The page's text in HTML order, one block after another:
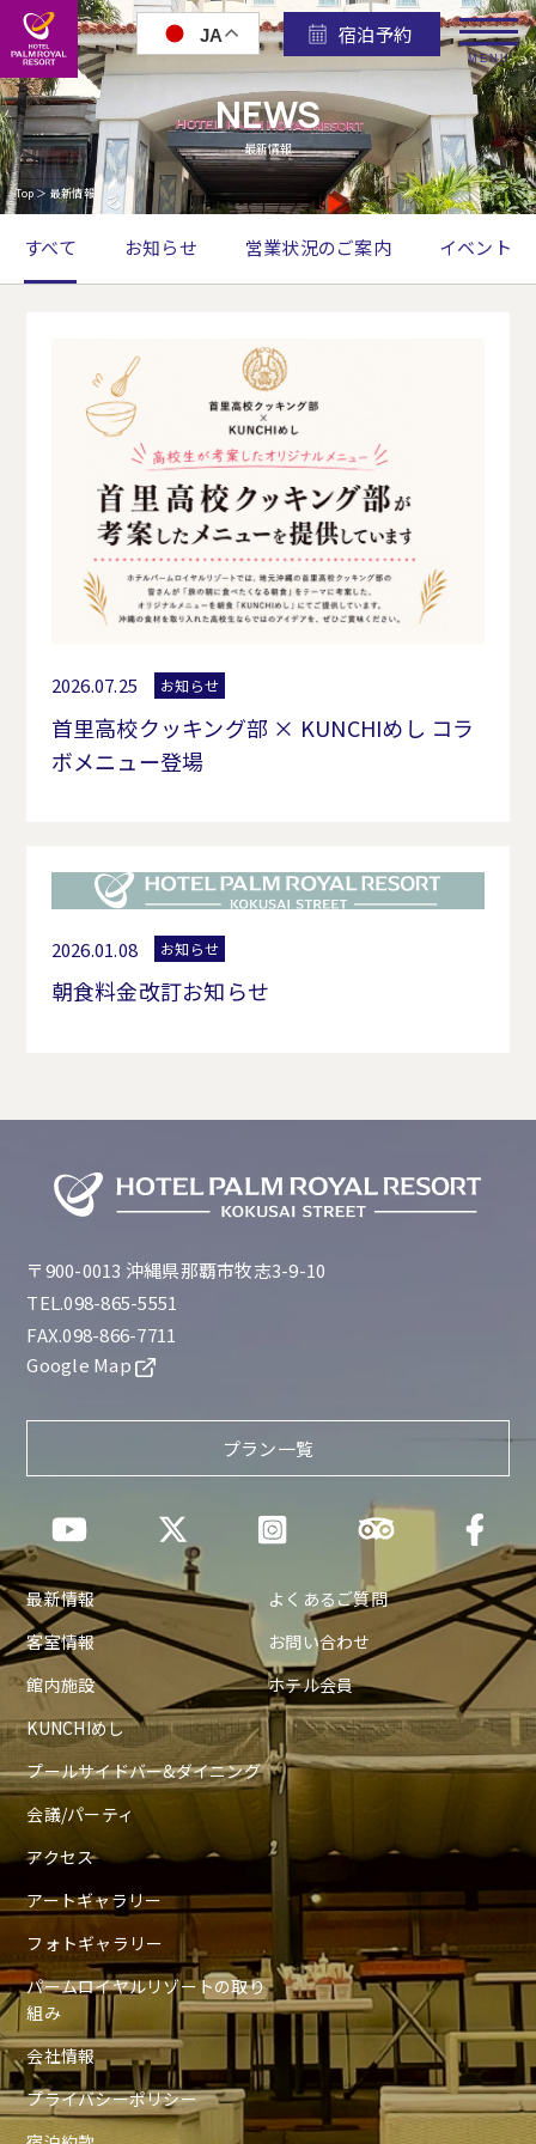
MENU
JA 宿泊予約
NEWS
最新情報
Top ＞ 最新情報
すべて お知らせ 営業状況のご案内 イベント
2026.07.25 お知らせ
首里高校クッキング部 × KUNCHIめし コラ
ボメニュー登場
2026.01.08 お知らせ
朝食料金改訂お知らせ
〒900-0013 沖縄県那覇市牧志3-9-10
TEL.098-865-5551
FAX.098-866-7711
Google Map
プラン一覧
最新情報
客室情報
館内施設
KUNCHIめし
プールサイドバー&ダイニング
会議/パーティ
アクセス
アートギャラリー
フォトギャラリー
よくあるご質問
お問い合わせ
ホテル会員
パームロイヤルリゾートの取り
組み
会社情報
プライバシーポリシー